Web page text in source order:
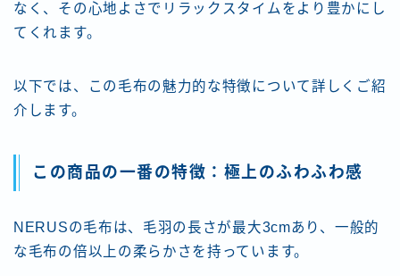
なく、その心地よさでリラックスタイムをより豊かにし
てくれます。
以下では、この毛布の魅力的な特徴について詳しくご紹
介します。
この商品の一番の特徴：極上のふわふわ感
NERUSの毛布は、毛羽の長さが最大3cmあり、一般的
な毛布の倍以上の柔らかさを持っています。